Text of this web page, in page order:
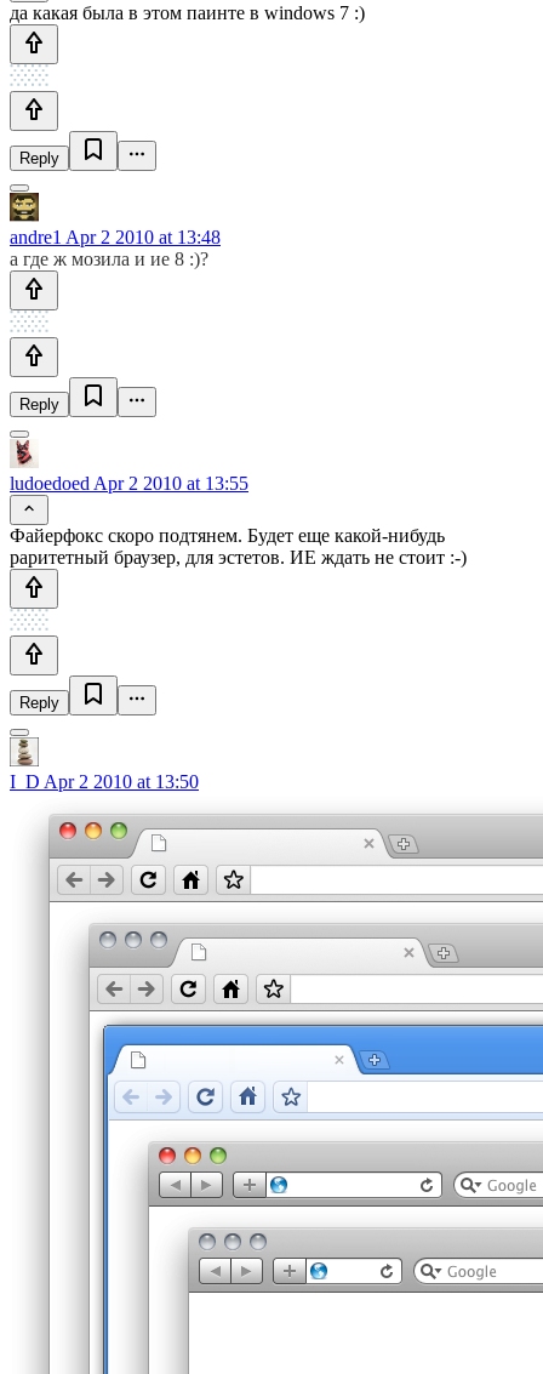
да какая была в этом паинте в windows 7 :)
Reply
andre1 Apr 2 2010 at 13:48
а где ж мозила и ие 8 :)?
Reply
ludoedoed Apr 2 2010 at 13:55
Файерфокс скоро подтянем. Будет еще какой-нибудь
раритетный браузер, для эстетов. ИЕ ждать не стоит :-)
Reply
I_D Apr 2 2010 at 13:50